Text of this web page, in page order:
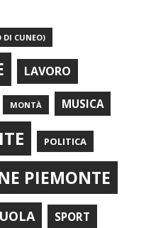
DI CUNEO)
LAVORO
MONTÀ MUSICA
POLITICA
PIEMONTE
SPORT